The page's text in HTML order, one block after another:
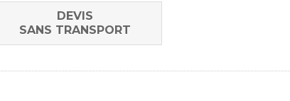
DEVIS
SANS TRANSPORT